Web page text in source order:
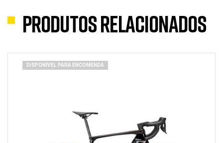
Produtos Relacionados
DISPONÍVEL PARA ENCOMENDA